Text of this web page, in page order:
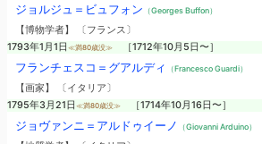
ジョルジュ＝ビュフォン （Georges Buffon）
【博物学者】 〔フランス〕
1793年1月1日 ≪満80歳没≫ ［1712年10月5日〜］
フランチェスコ＝グアルディ （Francesco Guardi）
【画家】 〔イタリア〕
1795年3月21日 ≪満80歳没≫ ［1714年10月16日〜］
ジョヴァンニ＝アルドゥイーノ （Giovanni Arduino）